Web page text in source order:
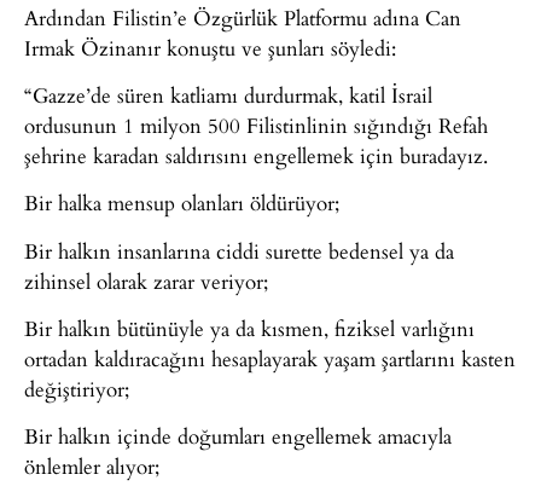
Ardından Filistin’e Özgürlük Platformu adına Can
Irmak Özinanır konuştu ve şunları söyledi:
“Gazze’de süren katliamı durdurmak, katil İsrail
ordusunun 1 milyon 500 Filistinlinin sığındığı Refah
şehrine karadan saldırısını engellemek için buradayız.
Bir halka mensup olanları öldürüyor;
Bir halkın insanlarına ciddi surette bedensel ya da
zihinsel olarak zarar veriyor;
Bir halkın bütünüyle ya da kısmen, fiziksel varlığını
ortadan kaldıracağını hesaplayarak yaşam şartlarını kasten
değiştiriyor;
Bir halkın içinde doğumları engellemek amacıyla
önlemler alıyor;